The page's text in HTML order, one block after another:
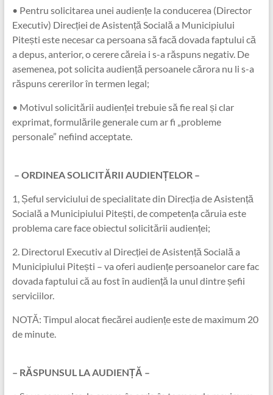
• Pentru solicitarea unei audiențe la conducerea (Director
Executiv) Direcției de Asistență Socială a Municipiului
Pitești este necesar ca persoana să facă dovada faptului că
a depus, anterior, o cerere căreia i s-a răspuns negativ. De
asemenea, pot solicita audiență persoanele cărora nu li s-a
răspuns cererilor în termen legal;
• Motivul solicitării audienței trebuie să fie real și clar
exprimat, formulările generale cum ar fi „probleme
personale” nefiind acceptate.
– ORDINEA SOLICITĂRII AUDIENȚELOR –
1, Șeful serviciului de specialitate din Direcția de Asistență
Socială a Municipiului Pitești, de competența căruia este
problema care face obiectul solicitării audienței;
2. Directorul Executiv al Direcției de Asistență Socială a
Municipiului Pitești – va oferi audiențe persoanelor care fac
dovada faptului că au fost în audiență la unul dintre șefii
serviciilor.
NOTĂ: Timpul alocat fiecărei audiențe este de maximum 20
de minute.
– RĂSPUNSUL LA AUDIENȚĂ –